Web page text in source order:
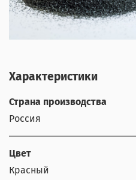
Характеристики
Страна производства
Россия
Цвет
Красный